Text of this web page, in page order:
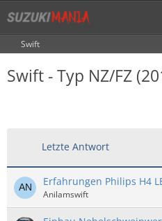
Swift
Swift - Typ NZ/FZ
Letzte Antwort
Erfahrungen Philips H4
Anilamswift